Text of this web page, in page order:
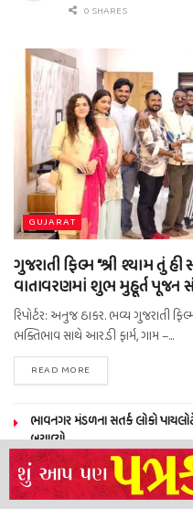
0 SHARES
GUJARAT
ગુજરાતી ફિલ્મ “શ્રી શ્યામ તું
વાતાવરણમાં શુભ મુહૂર્ત પૂજન
રિપોર્ટર: અનુજ ઠાકર. ભવ્ય ગુજરાતી
ભક્તિભાવ સાથે આર.ડી ફાર્મ, ગામ –...
READ MORE
ભાવનગર મંડળના સતર્ક લોકો
બચાવ્યો
NEERAJ TIWARI’S ACTION
REMO D’SOUZA AND A
ધારી પત્રકાર સંઘ – અમરેલી